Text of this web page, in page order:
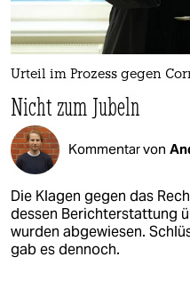
Urteil im Prozess gegen
Nicht zum Jubeln
Kommentar von
Die Klagen gegen das
dessen Berichterstattung
wurden abgewiesen.
gab es dennoch.